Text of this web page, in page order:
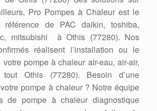
Pro Pompes à Chaleur est le
référence de PAC daikin, toshiba,
mitsubishi à Othis (77280). Nos
réalisent l’installation ou le
pompe à chaleur air-eau, air-air,
Othis (77280). Besoin d’une
pompe à chaleur ? Notre équipe
de pompe à chaleur diagnostique